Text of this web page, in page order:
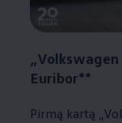
„Volkswagen
Euribor**
Pirmą kartą „